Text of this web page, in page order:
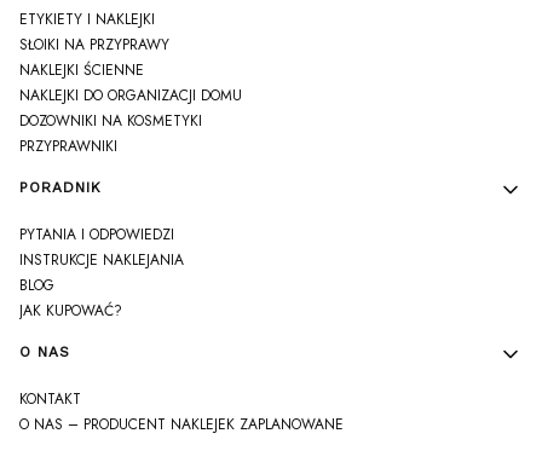
ETYKIETY I NAKLEJKI
SŁOIKI NA PRZYPRAWY
NAKLEJKI ŚCIENNE
NAKLEJKI DO ORGANIZACJI DOMU
DOZOWNIKI NA KOSMETYKI
PRZYPRAWNIKI
PORADNIK
PYTANIA I ODPOWIEDZI
INSTRUKCJE NAKLEJANIA
BLOG
JAK KUPOWAĆ?
O NAS
KONTAKT
O NAS – PRODUCENT NAKLEJEK ZAPLANOWANE